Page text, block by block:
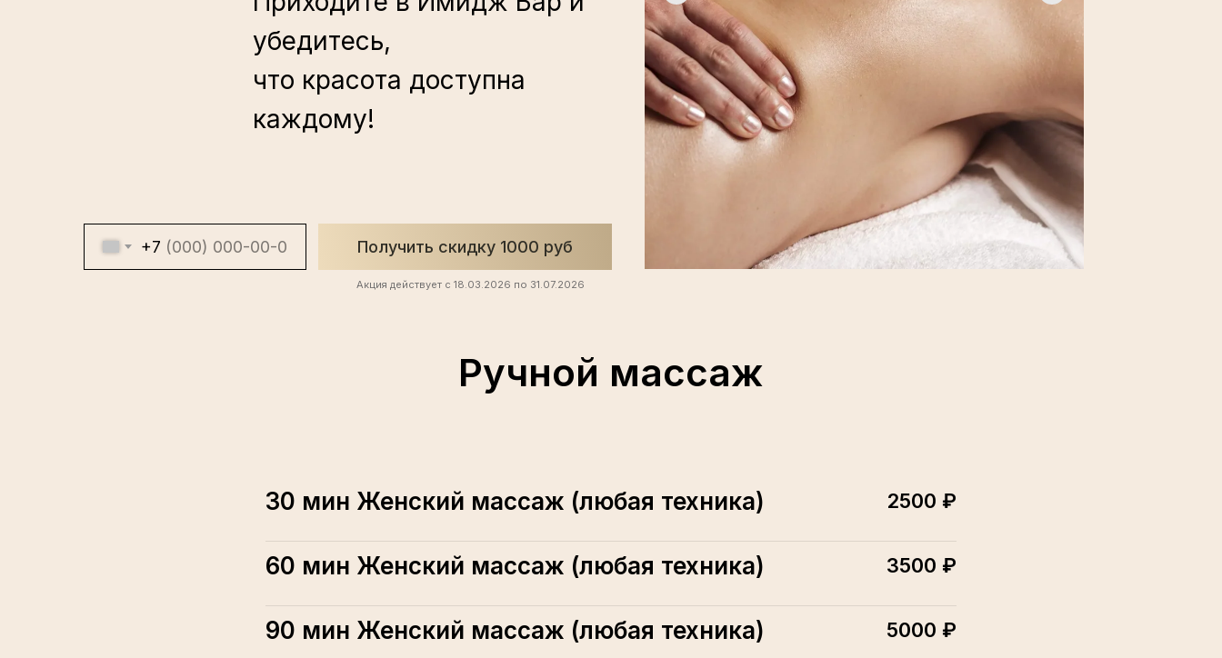
+7 Получить скидку 1000 руб
убедитесь,
что красота доступна
каждому!
Акция действует с 18.03.2026 по 31.07.2026
Ручной массаж
30 мин Женский массаж (любая техника) 2500 ₽
60 мин Женский массаж (любая техника) 3500 ₽
90 мин Женский массаж (любая техника) 5000 ₽